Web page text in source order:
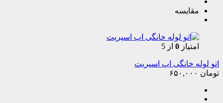
مقایسه
امتیاز 0 از 5
اتو لوله خانگی اپ اسپریت
تومان